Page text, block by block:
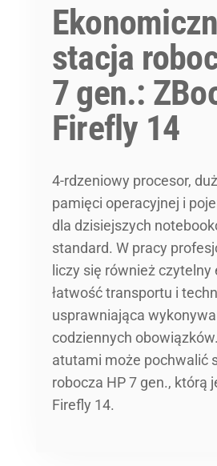
stacja
7 gen.:
Firefly 14
4-rdzeniowy procesor,
pamięci operacyjnej i
dla dzisiejszych
standard. W pracy
liczy się również czytelny
łatwość transportu i
usprawniająca
codziennych
atutami może pochwalić
robocza HP 7 gen., którą
Firefly 14.